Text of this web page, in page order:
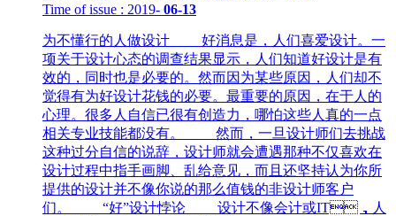
Time of issue : 2019- 06-13
为不懂行的人做设计 好消息是，人们喜爱设计。一
项关于设计心态的调查结果显示，人们知道好设计是有
效的，同时也是必要的。然而因为某些原因，人们却不
觉得有为好设计花钱的必要。最重要的原因，在于人的
心理。很多人自信已很有创造力，哪怕这些人真的一点
相关专业技能都没有。 然而，一旦设计师们去挑战
这种过分自信的说辞，设计师就会遭遇那种不仅喜欢在
设计过程中指手画脚、乱给意见，而且还坚持认为你所
提供的设计并不像你说的那么值钱的非设计师客户
们。 “好”设计悖论 设计不像会计或IT，人